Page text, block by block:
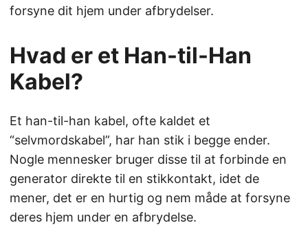
forsyne dit hjem under afbrydelser.
Hvad er et Han-til-Han
Kabel?
Et han-til-han kabel, ofte kaldet et
“selvmordskabel”, har han stik i begge ender.
Nogle mennesker bruger disse til at forbinde en
generator direkte til en stikkontakt, idet de
mener, det er en hurtig og nem måde at forsyne
deres hjem under en afbrydelse.